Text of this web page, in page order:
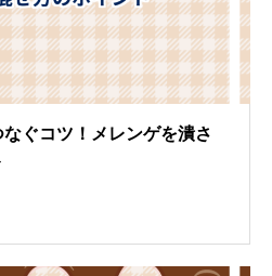
ぐコツ！メレンゲを潰さ